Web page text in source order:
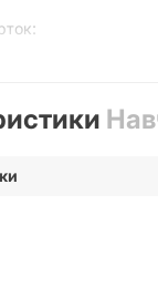
400 г\м2